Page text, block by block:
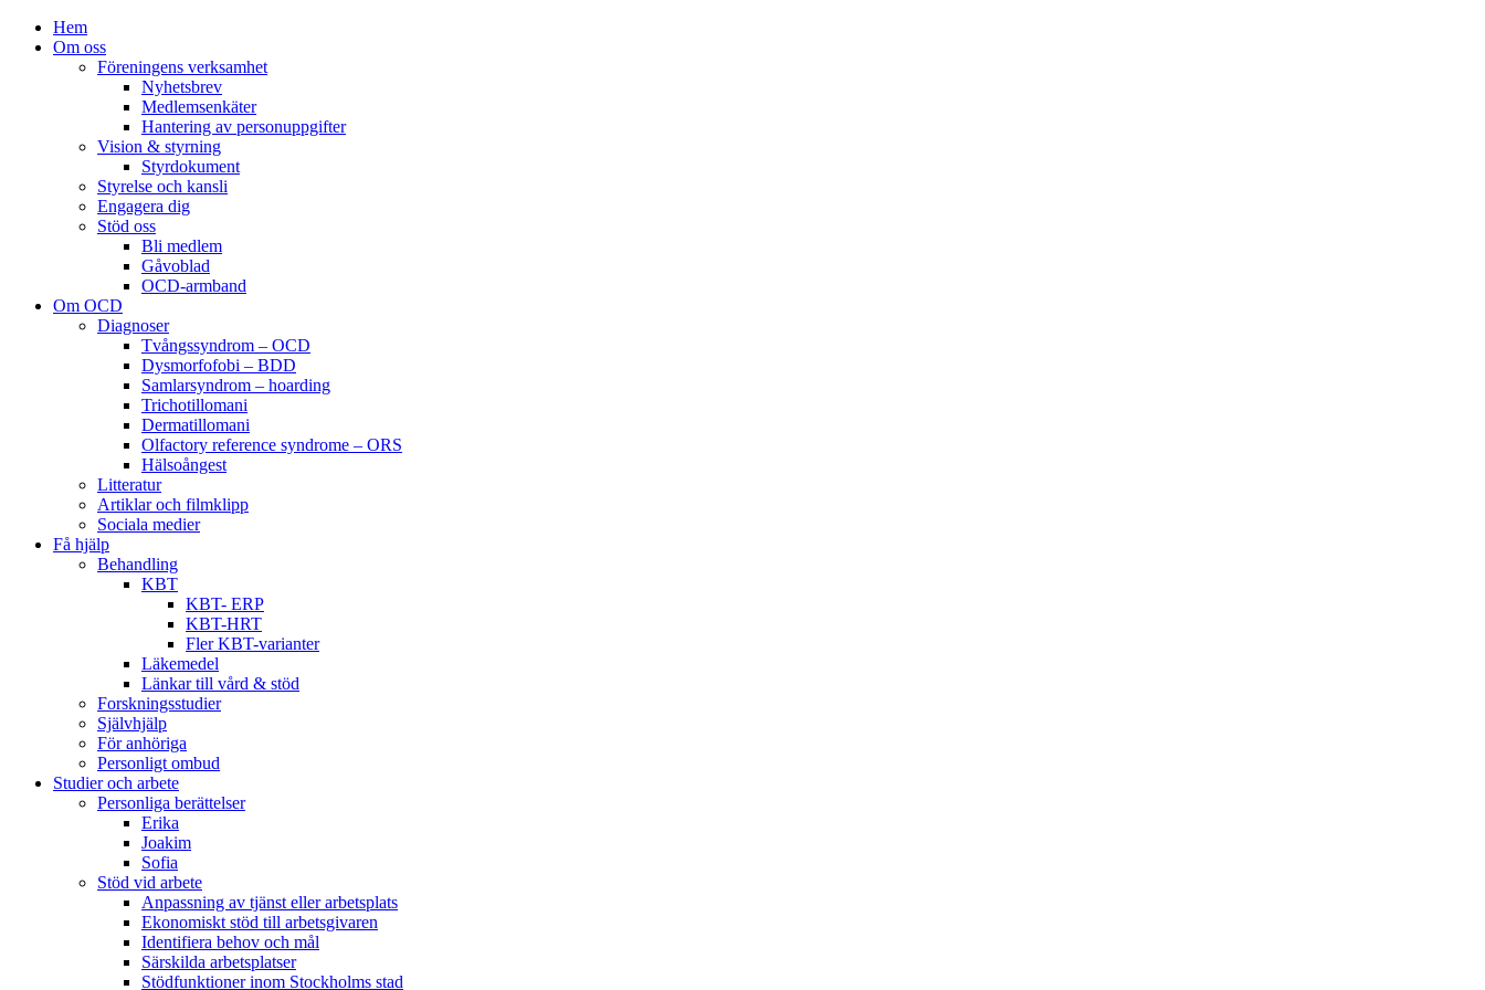
Hem
Om oss
Föreningens verksamhet
Nyhetsbrev
Medlemsenkäter
Hantering av personuppgifter
Vision & styrning
Styrdokument
Styrelse och kansli
Engagera dig
Stöd oss
Bli medlem
Gåvoblad
OCD-armband
Om OCD
Diagnoser
Tvångssyndrom – OCD
Dysmorfofobi – BDD
Samlarsyndrom – hoarding
Trichotillomani
Dermatillomani
Olfactory reference syndrome – ORS
Hälsoångest
Litteratur
Artiklar och filmklipp
Sociala medier
Få hjälp
Behandling
KBT
KBT- ERP
KBT-HRT
Fler KBT-varianter
Läkemedel
Länkar till vård & stöd
Forskningsstudier
Självhjälp
För anhöriga
Personligt ombud
Studier och arbete
Personliga berättelser
Erika
Joakim
Sofia
Stöd vid arbete
Anpassning av tjänst eller arbetsplats
Ekonomiskt stöd till arbetsgivaren
Identifiera behov och mål
Särskilda arbetsplatser
Stödfunktioner inom Stockholms stad